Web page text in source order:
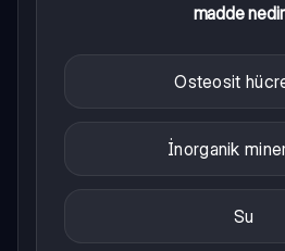
madde
Osteosit
İnorganik
Su